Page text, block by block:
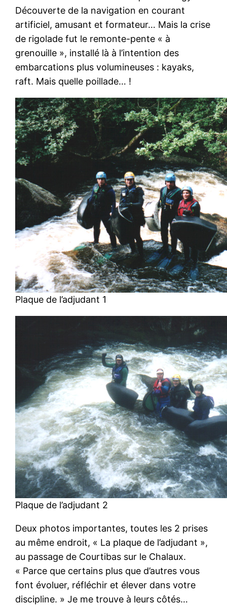
Découverte de la navigation en courant
artificiel, amusant et formateur… Mais la crise
de rigolade fut le remonte-pente « à
grenouille », installé là à l’intention des
embarcations plus volumineuses : kayaks,
raft. Mais quelle poillade… !
Plaque de l’adjudant 1
Plaque de l’adjudant 2
Deux photos importantes, toutes les 2 prises
au même endroit, « La plaque de l’adjudant »,
au passage de Courtibas sur le Chalaux.
« Parce que certains plus que d’autres vous
font évoluer, réfléchir et élever dans votre
discipline. » Je me trouve à leurs côtés…